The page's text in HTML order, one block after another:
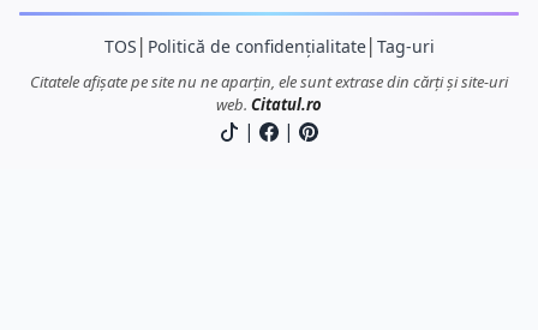
TOS Politică de confidențialitate│ Tag-uri
Citatele afișate pe site nu ne aparțin, ele sunt extrase din cărți și site-uri
web. Citatul.ro
| |